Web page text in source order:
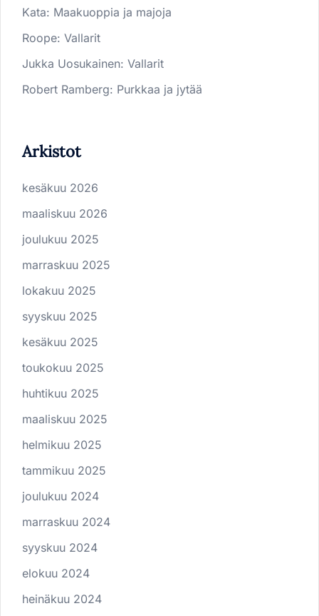
Kata: Maakuoppia ja majoja
Roope: Vallarit
Jukka Uosukainen: Vallarit
Robert Ramberg: Purkkaa ja jytää
Arkistot
kesäkuu 2026
maaliskuu 2026
joulukuu 2025
marraskuu 2025
lokakuu 2025
syyskuu 2025
kesäkuu 2025
toukokuu 2025
huhtikuu 2025
maaliskuu 2025
helmikuu 2025
tammikuu 2025
joulukuu 2024
marraskuu 2024
syyskuu 2024
elokuu 2024
heinäkuu 2024